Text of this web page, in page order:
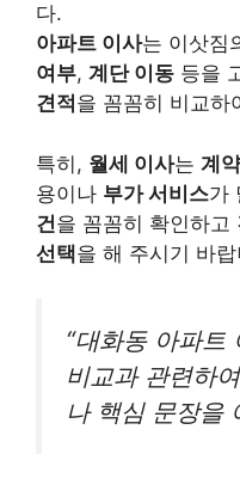
다.
아파트 이사는 이삿짐
여부, 계단 이동 등을
견적 을 꼼꼼히 비교하
특히, 월세 이사는 계
용이나 부가 서비스가
건을 꼼꼼히 확인하고
선택을 해 주시기 바
“대화동 아파트
비교과 관련하
나 핵심 문장을